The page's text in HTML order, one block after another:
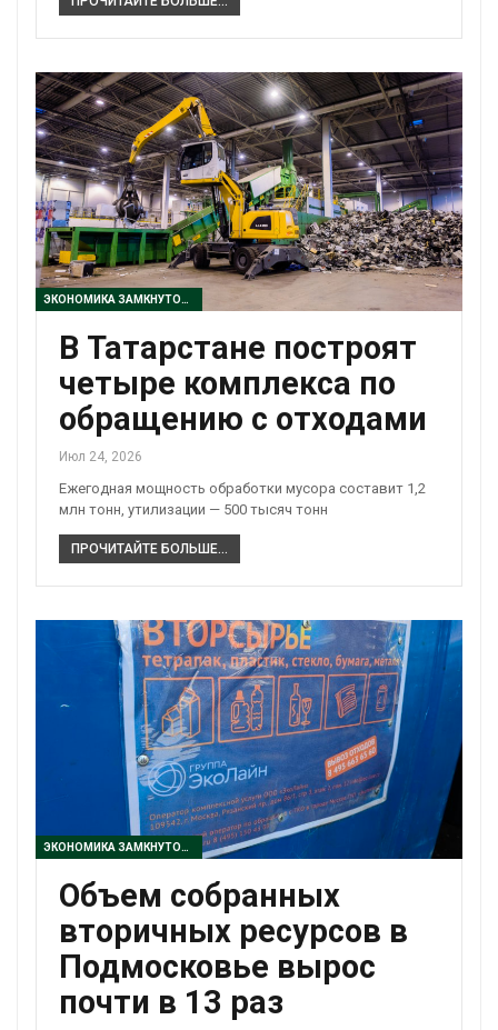
ЭКОНОМИКА ЗАМКНУТОГО ЦИКЛА
В Татарстане построят
четыре комплекса по
обращению с отходами
Июл 24, 2026
Ежегодная мощность обработки мусора составит 1,2
млн тонн, утилизации — 500 тысяч тонн
ПРОЧИТАЙТЕ БОЛЬШЕ...
ЭКОНОМИКА ЗАМКНУТОГО ЦИКЛА
Объем собранных
вторичных ресурсов в
Подмосковье вырос
почти в 13 раз